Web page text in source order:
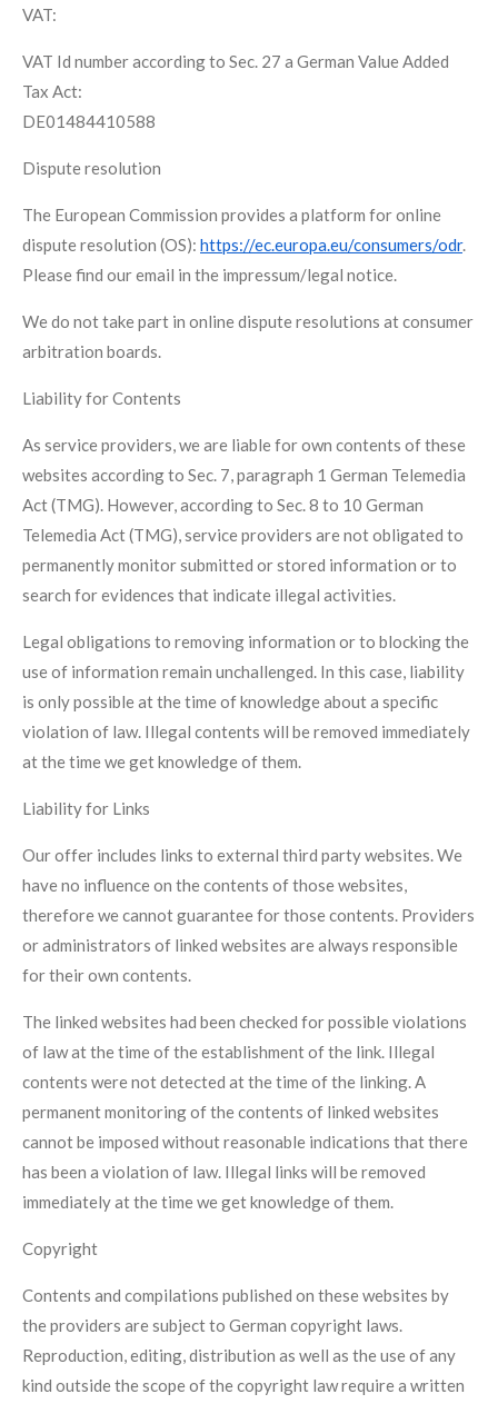
VAT:
VAT Id number according to Sec. 27 a German Value Added
Tax Act:
DE01484410588
Dispute resolution
The European Commission provides a platform for online
dispute resolution (OS): https://ec.europa.eu/consumers/odr.
Please find our email in the impressum/legal notice.
We do not take part in online dispute resolutions at consumer
arbitration boards.
Liability for Contents
As service providers, we are liable for own contents of these
websites according to Sec. 7, paragraph 1 German Telemedia
Act (TMG). However, according to Sec. 8 to 10 German
Telemedia Act (TMG), service providers are not obligated to
permanently monitor submitted or stored information or to
search for evidences that indicate illegal activities.
Legal obligations to removing information or to blocking the
use of information remain unchallenged. In this case, liability
is only possible at the time of knowledge about a specific
violation of law. Illegal contents will be removed immediately
at the time we get knowledge of them.
Liability for Links
Our offer includes links to external third party websites. We
have no influence on the contents of those websites,
therefore we cannot guarantee for those contents. Providers
or administrators of linked websites are always responsible
for their own contents.
The linked websites had been checked for possible violations
of law at the time of the establishment of the link. Illegal
contents were not detected at the time of the linking. A
permanent monitoring of the contents of linked websites
cannot be imposed without reasonable indications that there
has been a violation of law. Illegal links will be removed
immediately at the time we get knowledge of them.
Copyright
Contents and compilations published on these websites by
the providers are subject to German copyright laws.
Reproduction, editing, distribution as well as the use of any
kind outside the scope of the copyright law require a written